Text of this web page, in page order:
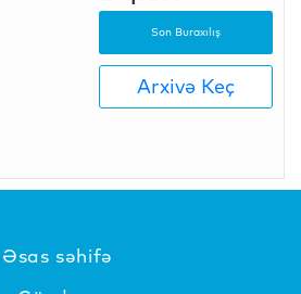
Son Buraxılış
Arxivə Keç
Əsas səhifə